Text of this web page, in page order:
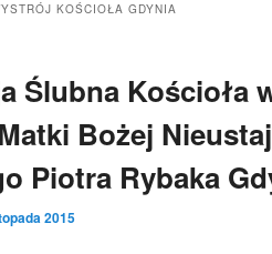
KOŚCIOŁA GDYNIA
Ślubna Kościoła
Bożej
Piotra Rybaka
2015